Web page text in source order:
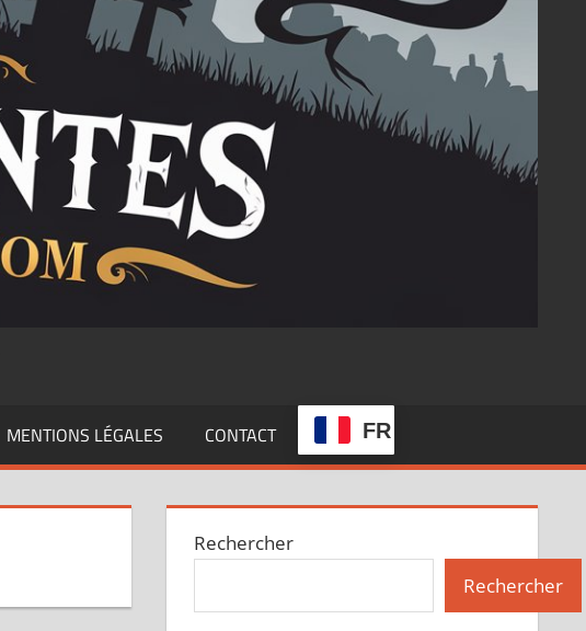
MENTIONS LÉGALES CONTACT FR
Rechercher
Rechercher